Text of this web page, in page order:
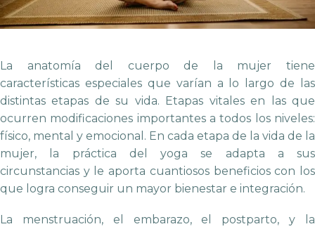
La anatomía del cuerpo de la mujer tiene
características especiales que varían a lo largo de las
distintas etapas de su vida. Etapas vitales en las que
ocurren modificaciones importantes a todos los niveles:
físico, mental y emocional. En cada etapa de la vida de la
mujer, la práctica del yoga se adapta a sus
circunstancias y le aporta cuantiosos beneficios con los
que logra conseguir un mayor bienestar e integración.
La menstruación, el embarazo, el postparto, y la